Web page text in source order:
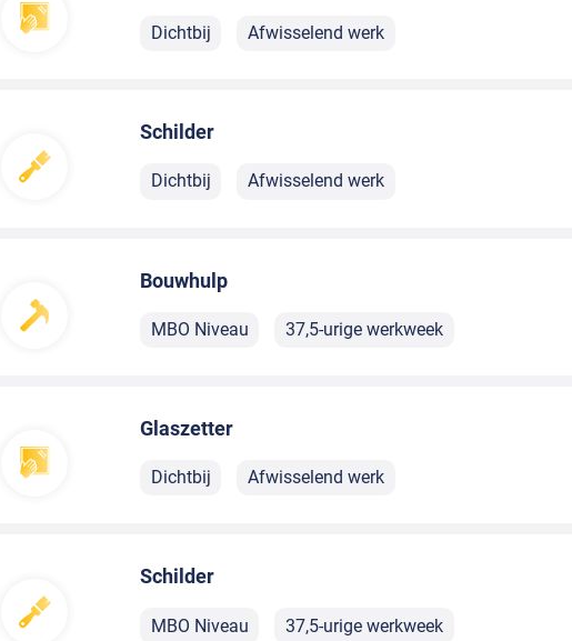
Dichtbij Afwisselend werk
Schilder
Dichtbij Afwisselend werk
Bouwhulp
MBO Niveau 37,5-urige werkweek
Glaszetter
Dichtbij Afwisselend werk
Schilder
MBO Niveau 37,5-urige werkweek